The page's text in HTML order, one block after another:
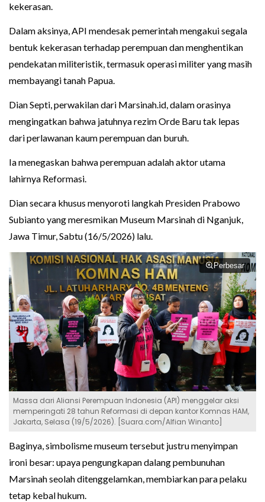
kekerasan.
Dalam aksinya, API mendesak pemerintah mengakui segala
bentuk kekerasan terhadap perempuan dan menghentikan
pendekatan militeristik, termasuk operasi militer yang masih
membayangi tanah Papua.
Dian Septi, perwakilan dari Marsinah.id, dalam orasinya
mengingatkan bahwa jatuhnya rezim Orde Baru tak lepas
dari perlawanan kaum perempuan dan buruh.
Ia menegaskan bahwa perempuan adalah aktor utama
lahirnya Reformasi.
Dian secara khusus menyoroti langkah Presiden Prabowo
Subianto yang meresmikan Museum Marsinah di Nganjuk,
Jawa Timur, Sabtu (16/5/2026) lalu.
Perbesar
Massa dari Aliansi Perempuan Indonesia (API) menggelar aksi
memperingati 28 tahun Reformasi di depan kantor Komnas HAM,
Jakarta, Selasa (19/5/2026). [Suara.com/Alfian Winanto]
Baginya, simbolisme museum tersebut justru menyimpan
ironi besar: upaya pengungkapan dalang pembunuhan
Marsinah seolah ditenggelamkan, membiarkan para pelaku
tetap kebal hukum.